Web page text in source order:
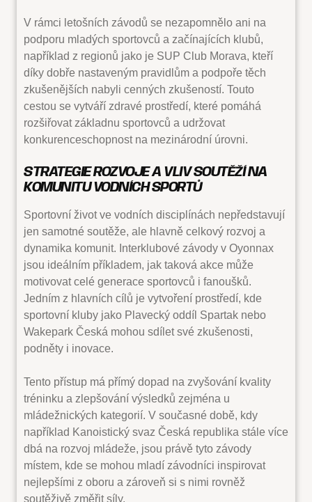
V rámci letošních závodů se nezapomnělo ani na
podporu mladých sportovců a začínajících klubů,
například z regionů jako je SUP Club Morava, kteří
díky dobře nastaveným pravidlům a podpoře těch
zkušenějších nabyli cenných zkušeností. Touto
cestou se vytváří zdravé prostředí, které pomáhá
rozšiřovat základnu sportovců a udržovat
konkurenceschopnost na mezinárodní úrovni.
STRATEGIE ROZVOJE A VLIV SOUTĚŽÍ NA
KOMUNITU VODNÍCH SPORTŮ
Sportovní život ve vodních disciplínách nepředstavují
jen samotné soutěže, ale hlavně celkový rozvoj a
dynamika komunit. Interklubové závody v Oyonnax
jsou ideálním příkladem, jak taková akce může
motivovat celé generace sportovců i fanoušků.
Jedním z hlavních cílů je vytvoření prostředí, kde
sportovní kluby jako Plavecký oddíl Spartak nebo
Wakepark Česká mohou sdílet své zkušenosti,
podněty i inovace.
Tento přístup má přímý dopad na zvyšování kvality
tréninku a zlepšování výsledků zejména u
mládežnických kategorií. V současné době, kdy
například Kanoistický svaz Česká republika stále více
dbá na rozvoj mládeže, jsou právě tyto závody
místem, kde se mohou mladí závodníci inspirovat
nejlepšími z oboru a zároveň si s nimi rovněž
soutěživě změřit síly.